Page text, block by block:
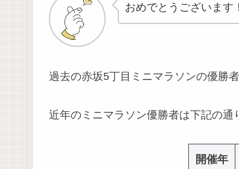
おめでとうございます！
過去の赤坂5丁目ミニマラソンの優勝
近年のミニマラソン優勝者は下記の通
開催年